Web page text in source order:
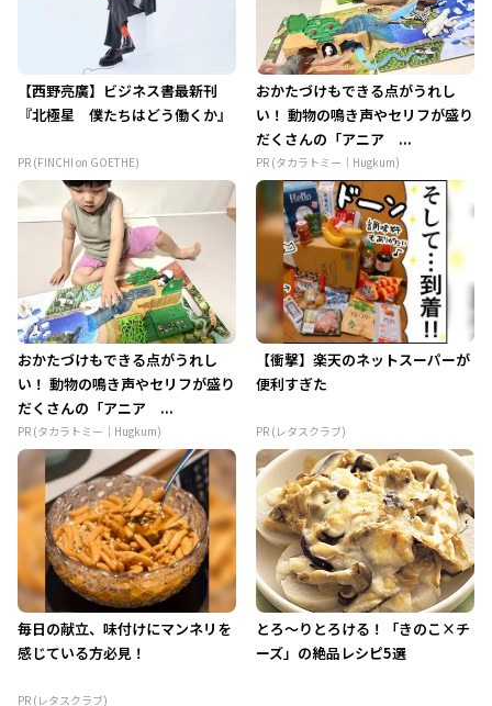
【西野亮廣】ビジネス書最新刊
『北極星 僕たちはどう働くか』
PR (FINCHI on GOETHE)
おかたづけもできる点がうれし
い！ 動物の鳴き声やセリフが盛り
だくさんの「アニア ...
PR (タカラトミー｜Hugkum)
おかたづけもできる点がうれし
い！ 動物の鳴き声やセリフが盛り
だくさんの「アニア ...
PR (タカラトミー｜Hugkum)
【衝撃】楽天のネットスーパーが
便利すぎた
PR (レタスクラブ)
毎日の献立、味付けにマンネリを
感じている方必見！
PR (レタスクラブ)
とろ～りとろける！「きのこ×チ
ーズ」の絶品レシピ5選